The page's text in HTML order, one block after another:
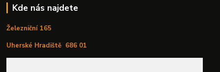
Kde nás najdete
Železniční 165
Uherské Hradiště 686 01